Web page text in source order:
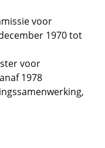
voor
1970 tot
voor
1978